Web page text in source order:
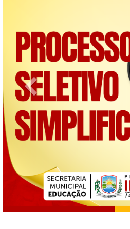
Previous